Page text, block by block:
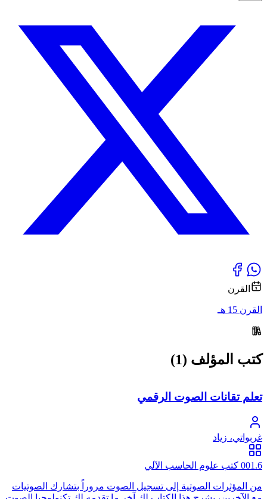
القرن
القرن 15 هـ
كتب المؤلف (1)
تعلم تقانات الصوت الرقمي
غربواتي، زياد
001.6 كتب علوم الحاسب الآلي
من المؤثرات الصوتية إلى تسجيل الصوت مروراً بتشارك الصوتيات